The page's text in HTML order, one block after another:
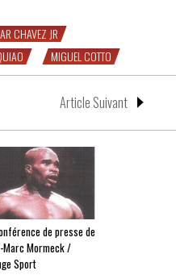
CHAVEZ JR
MIGUEL COTTO
Article Suivant
de presse de
Marc Mormeck /
Sport